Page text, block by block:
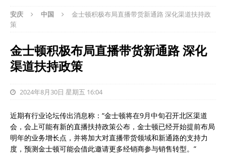
安庆 中国
金士顿积极布局直播带货新通路 深化渠道扶持政
策
金士顿积极布局直播带货新通路 深化
渠道扶持政策
2024年8月30日 星期五 16:04
近期有行业论坛传出消息称：“金士顿将在9月中旬召开北区渠道
会，会上可能有新的直播扶持政策公布，金士顿已经开始提前布局
明年的业务增长点，并将加大对直播带货领域和新通路的支持力
度，预测金士顿可能会借此邀请更多经销商参与销售转型。”